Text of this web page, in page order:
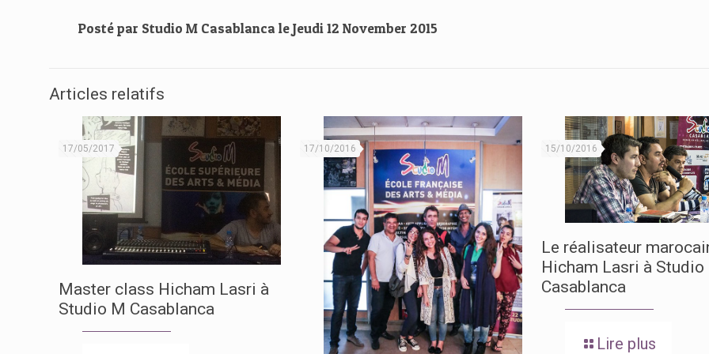
Posté par Studio M Casablanca leJeudi 12 November 2015
Articles relatifs
17/05/2017
Master class Hicham Lasri à
Studio M Casablanca
17/10/2016 15/10/2016
Le réalisateur
Hicham Lasri à Studio
Casablanca
Lire plus